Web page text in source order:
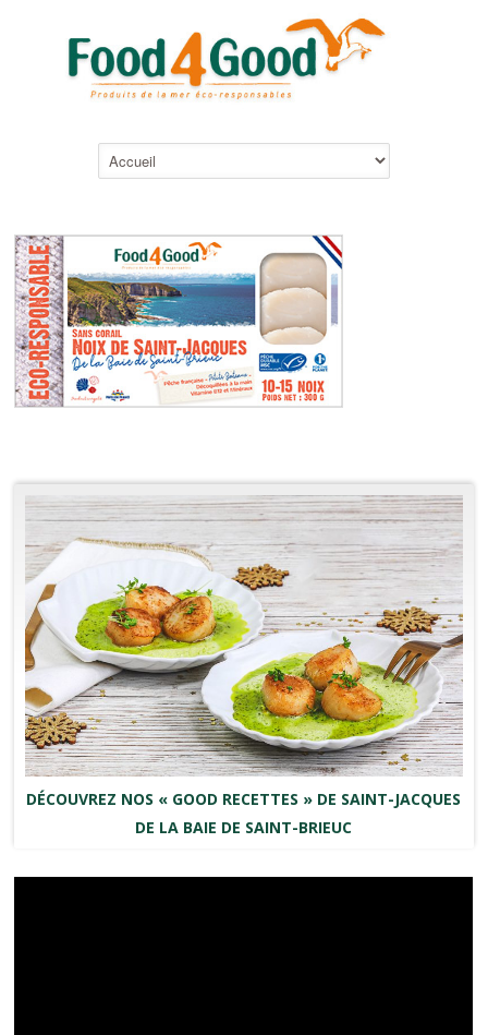
DÉCOUVREZ NOS « GOOD RECETTES » DE SAINT-JACQUES
DE LA BAIE DE SAINT-BRIEUC